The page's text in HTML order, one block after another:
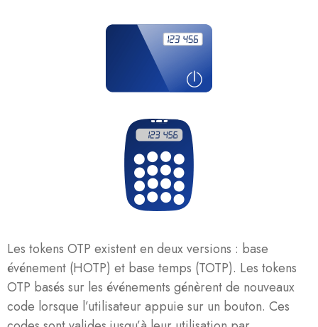
Les tokens OTP existent en deux versions : base
événement (HOTP) et base temps (TOTP). Les tokens
OTP basés sur les événements génèrent de nouveaux
code lorsque l’utilisateur appuie sur un bouton. Ces